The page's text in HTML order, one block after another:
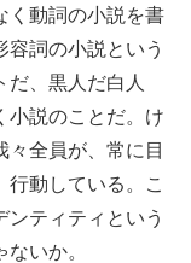
く動詞の小説を書
容詞の小説という
、黒人だ白人
小説のことだ。け
全員が、常に目
動している。こ
ティティという
いか。